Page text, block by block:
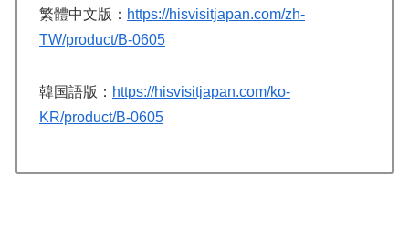
繁體中文版： https://hisvisitjapan.com/zh-
TW/product/B-0605
韓国語版： https://hisvisitjapan.com/ko-
KR/product/B-0605